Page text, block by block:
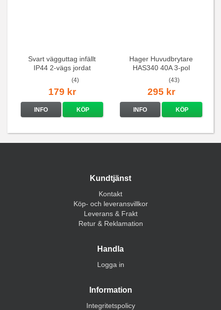
Svart vägguttag infällt
IP44 2-vägs jordat
(4)
179 kr
INFO KÖP
Hager Huvudbrytare
HAS340 40A 3-pol
(43)
295 kr
INFO KÖP
Kundtjänst
Kontakt
Köp- och leveransvillkor
Leverans & Frakt
Retur & Reklamation
Handla
Logga in
Information
Integritetspolicy